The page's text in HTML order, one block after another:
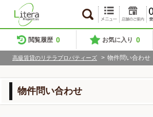
閲覧履歴 0 お気に入り 0
高級賃貸のリテラプロパティーズ > 物件問い合わせ
物件問い合わせ